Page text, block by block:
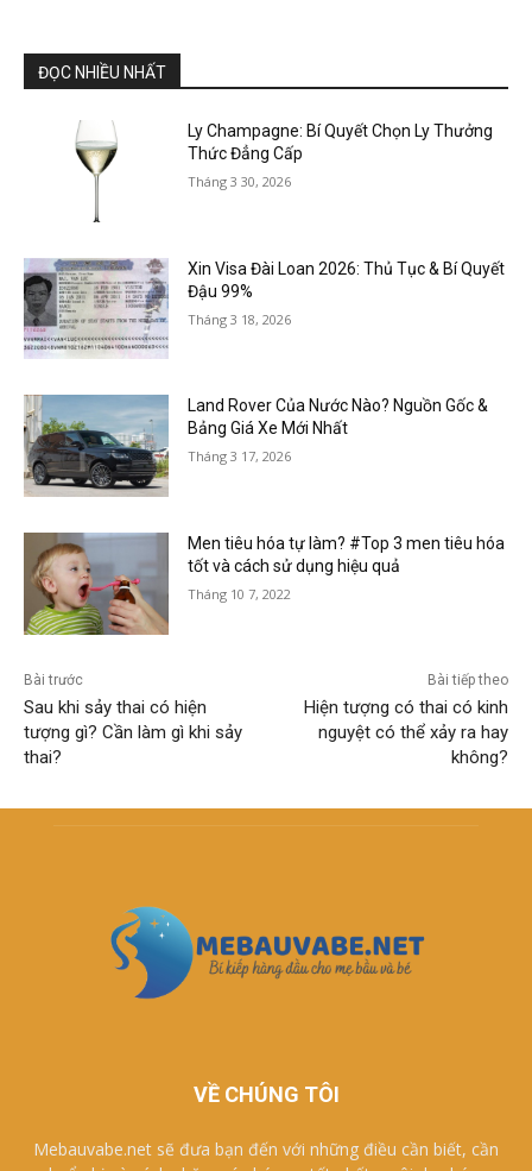
ĐỌC NHIỀU NHẤT
Ly Champagne: Bí Quyết Chọn Ly Thưởng
Thức Đẳng Cấp
Tháng 3 30, 2026
Xin Visa Đài Loan 2026: Thủ Tục & Bí Quyết
Đậu 99%
Tháng 3 18, 2026
Land Rover Của Nước Nào? Nguồn Gốc &
Bảng Giá Xe Mới Nhất
Tháng 3 17, 2026
Men tiêu hóa tự làm? #Top 3 men tiêu hóa
tốt và cách sử dụng hiệu quả
Tháng 10 7, 2022
Bài trước
Sau khi sảy thai có hiện
tượng gì? Cần làm gì khi sảy
thai?
Bài tiếp theo
Hiện tượng có thai có kinh
nguyệt có thể xảy ra hay
không?
VỀ CHÚNG TÔI
Mebauvabe.net sẽ đưa bạn đến với những điều cần biết, cần